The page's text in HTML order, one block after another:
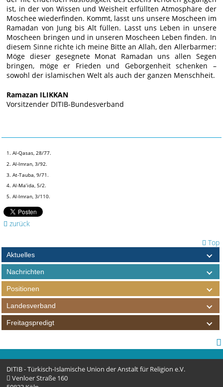
ist, in der von Wissen und Weisheit erfüllten Atmosphäre der
Moschee wiederfinden. Kommt, lasst uns unsere Moscheen im
Ramadan von Jung bis Alt füllen. Lasst uns Leben in unsere
Moscheen bringen und in unseren Moscheen Leben finden. In
diesem Sinne richte ich meine Bitte an Allah, den Allerbarmer:
Möge dieser gesegnete Monat Ramadan uns allen Segen
bringen, möge er Frieden und Geborgenheit schenken –
sowohl der islamischen Welt als auch der ganzen Menschheit.
Ramazan ILIKKAN
Vorsitzender DITIB-Bundesverband
1. Al-Qasas, 28/77.
2. Al-Imran, 3/92.
3. At-Tauba, 9/71.
4. Al-Ma’ida, 5/2.
5. Al-Imran, 3/110.
zurück
Top
Aktuelles
Nachrichten
Positionen
Landesverband
Freitagspredigt
DITIB - Türkisch-Islamische Union der Anstalt für Religion e.V.
Venloer Straße 160